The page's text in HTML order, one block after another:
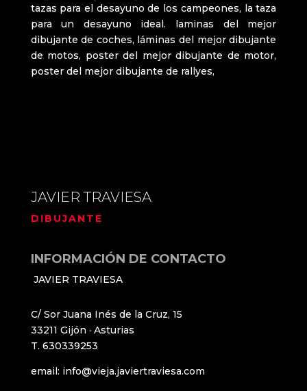
tazas para el desayuno de los campeones, la taza
para un desayuno ideal. laminas del mejor
dibujante de coches, láminas del mejor dibujante
de motos, poster del mejor dibujante de motor,
poster del mejor dibujante de rallyes,
JAVIER TRAVIESA
DIBUJANTE
INFORMACIÓN DE CONTACTO
JAVIER TRAVIESA
C/ Sor Juana Inés de la Cruz, 15
33211 Gijón · Asturias
T. 630339253
email: info@vieja.javiertraviesa.com